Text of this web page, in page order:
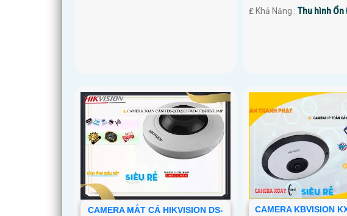
️₤ Khả Năng :Thu hình Ổn
CAMERA MẮT CÁ HIKVISION DS-
CAMERA KBVISION